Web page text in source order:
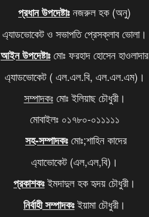
প্রধান উপদেষ্টাঃনজরুল হক (অনু)
এ্যাডভোকেট ও সভাপতি প্রেসক্লাব ভোলা।
আইন উপদেষ্টাঃমোঃ ফরহাদ হোসেন হাওলাদার
এ্যাডভোকেট ( এল.এল.বি, এল.এল.এম)।
সম্পাদকঃ মোঃ ইলিয়াছ চৌধুরী।
মোবাইলঃ ০১৭৮০-০১১১১১
সহ-সম্পাদকঃমোঃ;শাহিন কাদের
এ্যাভোকেট (এল,এল,বি)।
প্রকাশকঃইমদাদুল হক হৃদয় চৌধুরী।
নির্বাহী সম্পাদকঃইয়ামা চৌধুরী।